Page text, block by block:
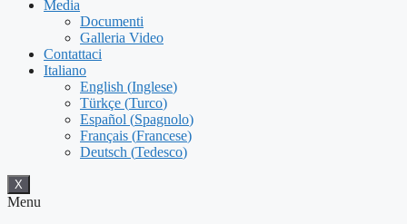
Media
Documenti
Galleria Video
Contattaci
Italiano
English (Inglese)
Türkçe (Turco)
Español (Spagnolo)
Français (Francese)
Deutsch (Tedesco)
X
Menu